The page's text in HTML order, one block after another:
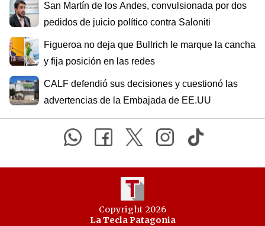
San Martín de los Andes, convulsionada por dos
pedidos de juicio político contra Saloniti
Figueroa no deja que Bullrich le marque la cancha
y fija posición en las redes
CALF defendió sus decisiones y cuestionó las
advertencias de la Embajada de EE.UU
Copyright 2026
La Tecla Patagonia